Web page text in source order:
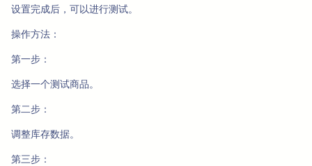
设置完成后，可以进行测试。
操作方法：
第一步：
选择一个测试商品。
第二步：
调整库存数据。
第三步：